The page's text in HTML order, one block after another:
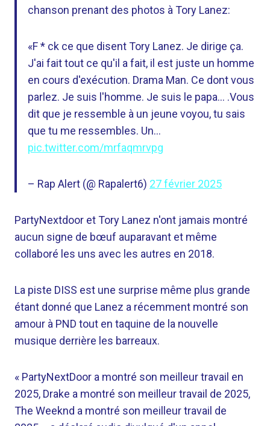
chanson prenant des photos à Tory Lanez:
«F * ck ce que disent Tory Lanez. Je dirige ça.
J'ai fait tout ce qu'il a fait, il est juste un homme
en cours d'exécution. Drama Man. Ce dont vous
parlez. Je suis l'homme. Je suis le papa… .Vous
dit que je ressemble à un jeune voyou, tu sais
que tu me ressembles. Un…
pic.twitter.com/mrfaqmrvpg
– Rap Alert (@ Rapalert6) 27 février 2025
PartyNextdoor et Tory Lanez n'ont jamais montré
aucun signe de bœuf auparavant et même
collaboré les uns avec les autres en 2018.
La piste DISS est une surprise même plus grande
étant donné que Lanez a récemment montré son
amour à PND tout en taquine de la nouvelle
musique derrière les barreaux.
« PartyNextDoor a montré son meilleur travail en
2025, Drake a montré son meilleur travail de 2025,
The Weeknd a montré son meilleur travail de